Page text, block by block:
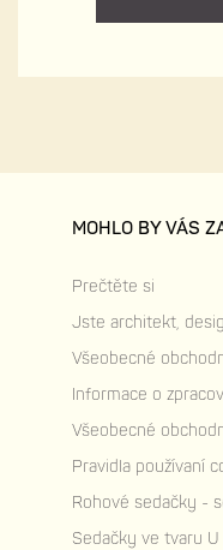
MOHLO BY VÁS
Prečtěte si
Jste architekt,
Všeobecné
Informace o
Všeobecné
Pravidla používaní
Rohové sedačky -
Sedačky ve tvaru U